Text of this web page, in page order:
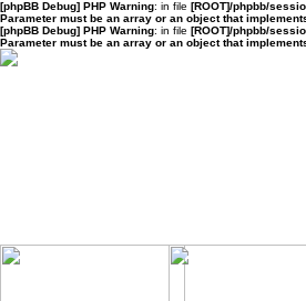
[phpBB Debug] PHP Warning: in file [ROOT]/phpbb/
Parameter must be an array or an object that
[phpBB Debug] PHP Warning: in file [ROOT]/phpbb/
Parameter must be an array or an object that